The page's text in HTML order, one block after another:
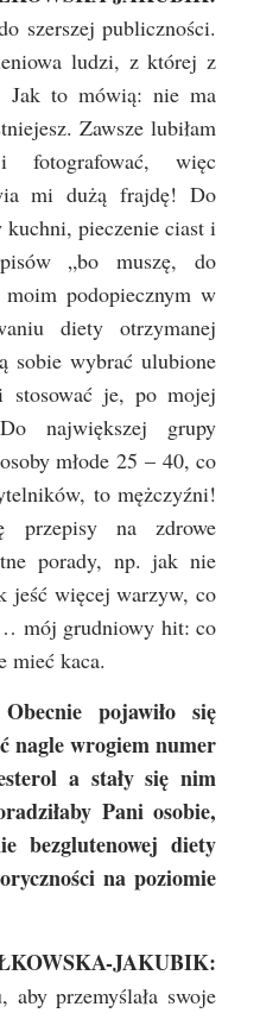
szerszej publiczności.
ludzi, z której z
Jak to mówią: nie ma
Zawsze lubiłam
więc
mi dużą frajdę! Do
pieczenie ciast i
„bo muszę, do
podopiecznym w
diety otrzymanej
sobie wybrać ulubione
je, po mojej
największej grupy
młode 25 – 40, co
to mężczyźni!
przepisy na zdrowe
porady, np. jak nie
jeść więcej warzyw, co
mój grudniowy hit: co
mieć kaca.
pojawiło się
nagle wrogiem numer
a stały się nim
Pani osobie,
bezglutenowej diety
na poziomie
JAKUBIK:
aby przemyślała swoje